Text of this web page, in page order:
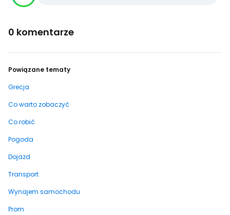
0 komentarze
Powiązane tematy
Grecja
Co warto zobaczyć
Co robić
Pogoda
Dojazd
Transport
Wynajem samochodu
Prom